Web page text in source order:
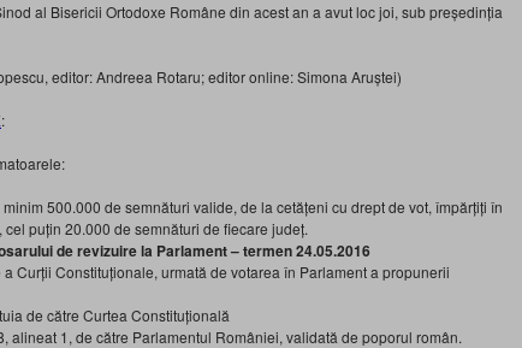
al Bisericii Ortodoxe Române din acest an a avut loc joi, sub președinția
editor: Andreea Rotaru; editor online: Simona Aruștei)
:
500.000 de semnături valide, de la cetățeni cu drept de vot, împărțiți în
puțin 20.000 de semnături de fiecare județ.
de revizuire la Parlament – termen 24.05.2016
Curții Constituționale, urmată de votarea în Parlament a propunerii
de către Curtea Constituțională
alineat 1, de către Parlamentul României, validată de poporul român.